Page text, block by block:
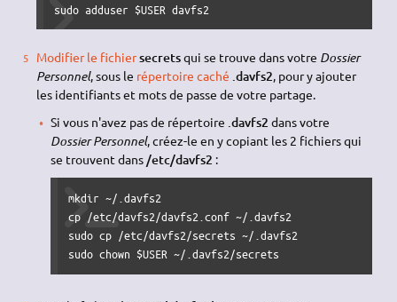
sudo adduser $USER davfs2
Modifier le fichiersecretsqui se trouve dans votre Dossier
Personnel, sous le répertoire caché .davfs2, pour y ajouter
les identifiants et mots de passe de votre partage.
Si vous n'avez pas de répertoire .davfs2 dans votre
Dossier Personnel, créez-le en y copiant les 2 fichiers qui
se trouvent dans /etc/davfs2 :
mkdir ~/.davfs2
cp /etc/davfs2/davfs2.conf ~/.davfs2
sudo cp /etc/davfs2/secrets ~/.davfs2
sudo chown $USER ~/.davfs2/secrets